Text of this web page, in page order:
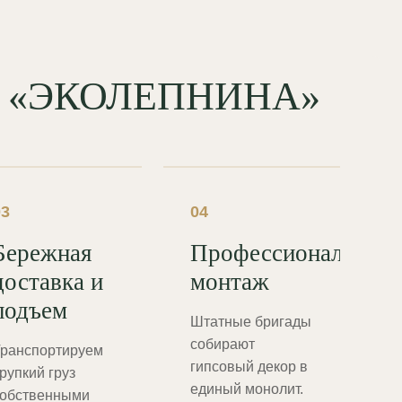
«ЭКОЛЕПНИНА»
и
груз
04
Профессиональный
монтаж
Штатные бригады
собирают
гипсовый декор в
единый монолит.